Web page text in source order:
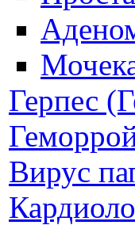
Герпес
Вирус